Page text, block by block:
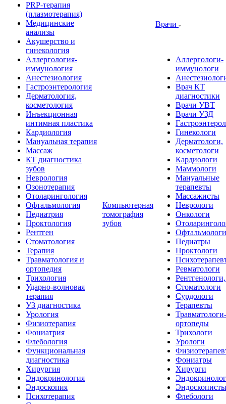
PRP-терапия
(плазмотерапия)
Медицинские
анализы
Акушерство и
гинекология
Аллергология-
иммунология
Анестезиология
Гастроэнтерология
Дерматология,
косметология
Инъекционная
интимная пластика
Кардиология
Мануальная терапия
Массаж
КТ диагностика
зубов
Неврология
Озонотерапия
Отоларингология
Офтальмология
Педиатрия
Проктология
Рентген
Стоматология
Терапия
Травматология и
ортопедия
Трихология
Ударно-волновая
терапия
УЗ диагностика
Урология
Физиотерапия
Фониатрия
Флебология
Функциональная
диагностика
Хирургия
Эндокринология
Эндоскопия
Психотерапия
Компьютерная
томография
зубов
Врачи
Аллергологи-
иммунологи
Врач КТ
диагностики
Врачи УВТ
Врачи УЗД
Гинекологи
Дерматологи,
косметологи
Кардиологи
Маммологи
Мануальные
терапевты
Массажисты
Неврологи
Онкологи
Офтальмологи
Педиатры
Проктологи
Ревматологи
Стоматологи
Сурдологи
Терапевты
Травматологи-
ортопеды
Трихологи
Урологи
Фониатры
Хирурги
Эндоскописты
Флебологи